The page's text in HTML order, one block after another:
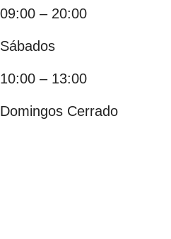
09:00 – 20:00
Sábados
10:00 – 13:00
Domingos Cerrado